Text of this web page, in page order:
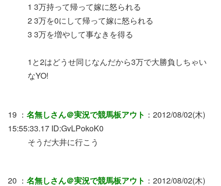
1 3万持って帰って嫁に怒られる
2 3万を0にして帰って嫁に怒られる
3 3万を増やして事なきを得る
1と2はどうせ同じなんだから3万で大勝負しちゃい
なYO!
19 ： 名無しさん＠実況で競馬板アウト ：2012/08/02(木)
15:55:33.17 ID:GvLPokoK0
そうだ大井に行こう
20 ： 名無しさん＠実況で競馬板アウト ：2012/08/02(木)